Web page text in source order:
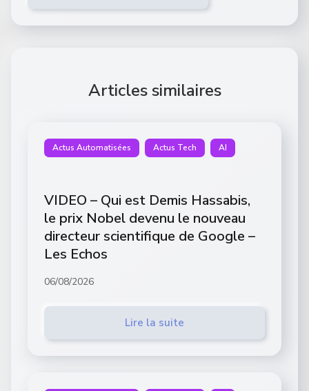
Articles similaires
Actus Automatisées Actus Tech AI
VIDEO – Qui est Demis Hassabis,
le prix Nobel devenu le nouveau
directeur scientifique de Google –
Les Echos
06/08/2026
Lire la suite